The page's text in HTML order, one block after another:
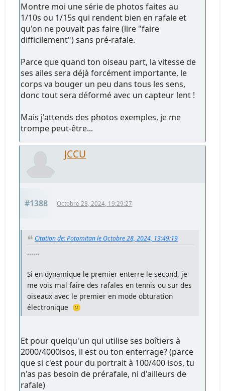
Montre moi une série de photos faites au
1/10s ou 1/15s qui rendent bien en rafale et
qu'on ne pouvait pas faire (lire "faire
difficilement") sans pré-rafale.
Parce que quand ton oiseau part, la vitesse de
ses ailes sera déjà forcément importante, le
corps va bouger un peu dans tous les sens,
donc tout sera déformé avec un capteur lent !
Mais j'attends des photos exemples, je me
trompe peut-être...
JCCU
#1388 Octobre 28, 2024, 19:29:27
Citation de: Potomitan le Octobre 28, 2024, 13:49:19
......
Si en dynamique le premier enterre le second, je
me vois mal faire des rafales en tennis ou sur des
oiseaux avec le premier en mode obturation
électronique 😕
Et pour quelqu'un qui utilise ses boîtiers à
2000/4000isos, il est ou ton enterrage? (parce
que si c'est pour du portrait à 100/400 isos, tu
n'as pas besoin de prérafale, ni d'ailleurs de
rafale)